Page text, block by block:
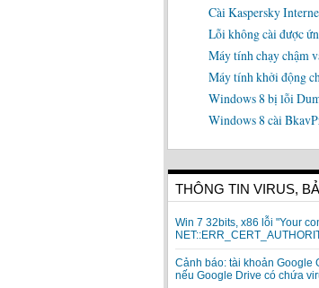
Cài Kaspersky
Lỗi không cài được
Máy tính chạy chậm
Máy tính khởi động
Windows 8 bị lỗi
Windows 8 cài
THÔNG TIN VIRUS,
Win 7 32bits, x86 lỗi "Your
Cảnh báo: tài khoản Google
nếu Google Drive có chứa